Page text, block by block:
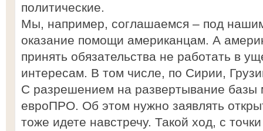
политические.
Мы, например, соглашаемся – под
оказание помощи американцам. А
принять обязательства не работать в
интересам. В том числе, по Сирии,
С разрешением на развертывание базы
евроПРО. Об этом нужно заявлять
тоже идете навстречу. Такой ход, с